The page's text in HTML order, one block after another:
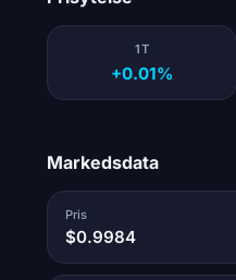
1T
+0.01%
Markedsdata
Pris
$0.9984